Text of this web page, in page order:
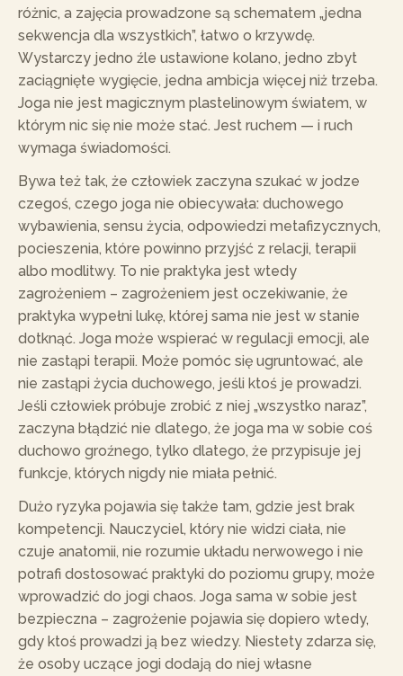
różnic, a zajęcia prowadzone są schematem „jedna
sekwencja dla wszystkich”, łatwo o krzywdę.
Wystarczy jedno źle ustawione kolano, jedno zbyt
zaciągnięte wygięcie, jedna ambicja więcej niż trzeba.
Joga nie jest magicznym plastelinowym światem, w
którym nic się nie może stać. Jest ruchem — i ruch
wymaga świadomości.
Bywa też tak, że człowiek zaczyna szukać w jodze
czegoś, czego joga nie obiecywała: duchowego
wybawienia, sensu życia, odpowiedzi metafizycznych,
pocieszenia, które powinno przyjść z relacji, terapii
albo modlitwy. To nie praktyka jest wtedy
zagrożeniem – zagrożeniem jest oczekiwanie, że
praktyka wypełni lukę, której sama nie jest w stanie
dotknąć. Joga może wspierać w regulacji emocji, ale
nie zastąpi terapii. Może pomóc się ugruntować, ale
nie zastąpi życia duchowego, jeśli ktoś je prowadzi.
Jeśli człowiek próbuje zrobić z niej „wszystko naraz”,
zaczyna błądzić nie dlatego, że joga ma w sobie coś
duchowo groźnego, tylko dlatego, że przypisuje jej
funkcje, których nigdy nie miała pełnić.
Dużo ryzyka pojawia się także tam, gdzie jest brak
kompetencji. Nauczyciel, który nie widzi ciała, nie
czuje anatomii, nie rozumie układu nerwowego i nie
potrafi dostosować praktyki do poziomu grupy, może
wprowadzić do jogi chaos. Joga sama w sobie jest
bezpieczna – zagrożenie pojawia się dopiero wtedy,
gdy ktoś prowadzi ją bez wiedzy. Niestety zdarza się,
że osoby uczące jogi dodają do niej własne